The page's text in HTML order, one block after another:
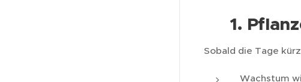
1.
Sobald die Tage
Wachstum